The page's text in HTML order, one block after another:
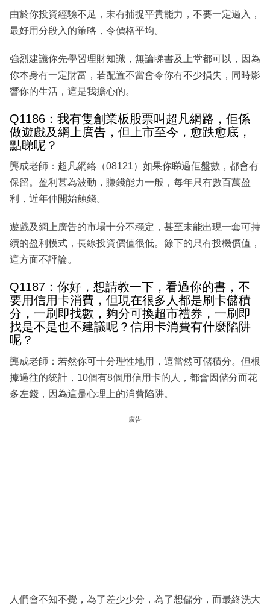
由於你投資經驗不足，未有捕捉平貴能力，不要一定過入，
最好用分段入的策略，令價格平均。
強烈建議你先學習理財知識，無論睇書及上堂都可以，因為
你本身有一定財富，若配置不當會令你有不少損失，同時影
響你的生活，這是我擔心的。
Q1186：我有隻創業板股票叫超凡網路，佢係
做遊戲及網上廣告，但上市至今，愈跌愈底，
點睇呢？
龔成老師：超凡網絡（08121）如果你睇過佢盤數，都會有
保留。盈利甚為波動，賺錢能力一般，每年只有數百萬盈
利，近年仲開始蝕錢。
遊戲及網上廣告的市場十分不穩定，甚至未能出現一套可持
續的盈利模式，長線投資價值很低。餘下的只有投機價值，
這方面不評論。
Q1187：你好，想請教一下，看過你的書，不
要用信用卡消費，但現在很多人都是刷卡儲積
分，一刷即找數，夠分可換超市禮券，一刷即
找是不是也不建議呢？信用卡消費有什麼陷阱
呢？
龔成老師：若然你可十分理性地用，這當然可儲積分。但根
據過往的統計，10個有8個用信用卡的人，都會因儲分而花
多左錢，因為這是心理上的消費陷阱。
廣告
人們會不知不覺，為了差少少分，為了想儲分，而最終洗大